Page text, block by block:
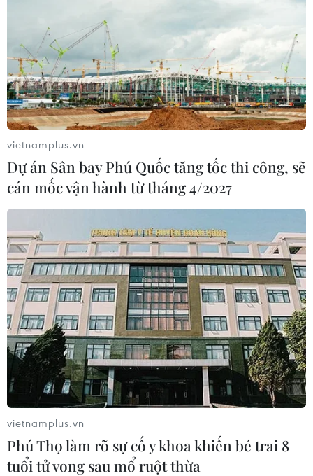
vietnamplus.vn
Dự án Sân bay Phú Quốc tăng tốc thi công, sẽ
cán mốc vận hành từ tháng 4/2027
vietnamplus.vn
Phú Thọ làm rõ sự cố y khoa khiến bé trai 8
tuổi tử vong sau mổ ruột thừa